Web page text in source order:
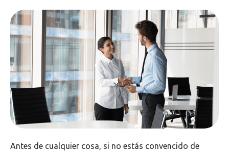
Antes de cualquier cosa, si no estás convencido de